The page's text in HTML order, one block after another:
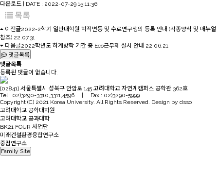
다운로드 | DATE : 2022-07-29 15:11:36
목록
이전글2022-2학기 일반대학원 학적변동 및 수료연구생의 등록 안내 (각종양식 및 매뉴얼
참조) 22.07.31
다음글2022학년도 하계방학 기간 중 Eco근무제 실시 안내 22.06.21
댓글목록
댓글목록
등록된 댓글이 없습니다.
[02841] 서울특별시 성북구 안암로 145 고려대학교 자연계캠퍼스 공학관 362호
Tel : 02)3290-3310,3311,4596 | Fax : 02)3290-5999
Copyright (C) 2021 Korea University. All Rights Reserved. Design by dsso
고려대학교 공학대학원
고려대학교 공과대학
BK21 FOUR 사업단
미래건설환경융합연구소
중점연구소
Family Site